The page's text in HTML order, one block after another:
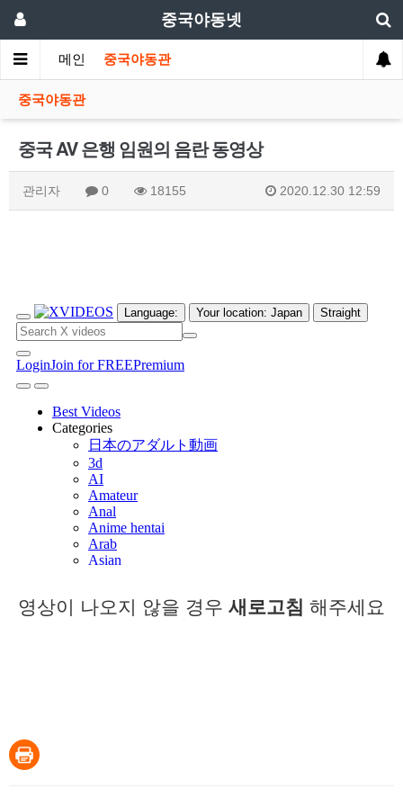
중국야동넷
메인 중국야동관
중국야동관
중국 AV 은행 임원의 음란 동영상
관리자 0 18155 2020.12.30 12:59
영상이 나오지 않을 경우 새로고침 해주세요